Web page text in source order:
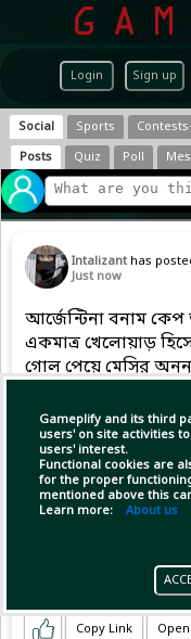
Login Sign up
Gameplify and its third
users' on site activities
users' interest.
Functional cookies are
for the proper
mentioned above this
Learn more: About us
Social Sports
Posts
Quiz Poll
Intalizant has
Just now
আর্জেন্টিনা বনাম কেপ
একমাত্র খেলোয়াড়
গোল পেয়ে মেসির
#messi #argentina
Copy Link Open